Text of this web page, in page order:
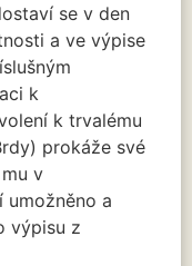
se v den
a ve výpise
k
k trvalému
prokáže své
v
umožněno a
výpisu z